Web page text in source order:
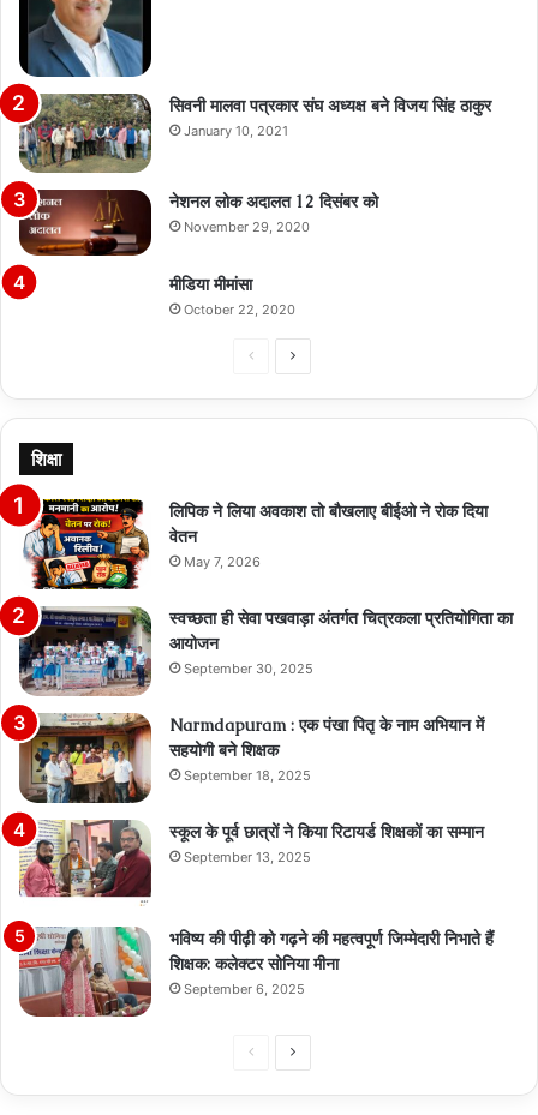
सिवनी मालवा पत्रकार संघ अध्यक्ष बने विजय सिंह ठाकुर
January 10, 2021
नेशनल लोक अदालत 12 दिसंबर को
November 29, 2020
मीडिया मीमांसा
October 22, 2020
PreviousNext
शिक्षा
लिपिक ने लिया अवकाश तो बौखलाए बीईओ ने रोक दिया
वेतन
May 7, 2026
स्वच्छता ही सेवा पखवाड़ा अंतर्गत चित्रकला प्रतियोगिता का
आयोजन
September 30, 2025
Narmdapuram : एक पंखा पितृ के नाम अभियान में
सहयोगी बने शिक्षक
September 18, 2025
स्कूल के पूर्व छात्रों ने किया रिटायर्ड शिक्षकों का सम्मान
September 13, 2025
भविष्य की पीढ़ी को गढ़ने की महत्वपूर्ण जिम्मेदारी निभाते हैं
शिक्षक: कलेक्टर सोनिया मीना
September 6, 2025
PreviousNext